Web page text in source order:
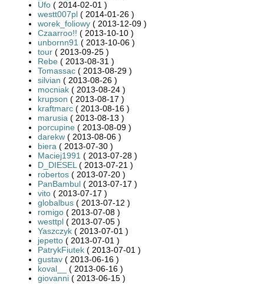
Ufo ( 2014-02-01 )
westt007pl ( 2014-01-26 )
worek_foliowy ( 2013-12-09 )
Czaarroo!! ( 2013-10-10 )
unbornn91 ( 2013-10-06 )
tour ( 2013-09-25 )
Rebe ( 2013-08-31 )
Tomassac ( 2013-08-29 )
silvian ( 2013-08-26 )
mocniak ( 2013-08-24 )
krupson ( 2013-08-17 )
kraftmarc ( 2013-08-16 )
marusia ( 2013-08-13 )
porcupine ( 2013-08-09 )
darekw ( 2013-08-06 )
biera ( 2013-07-30 )
Maciej1991 ( 2013-07-28 )
D_DIESEL ( 2013-07-21 )
robertos ( 2013-07-20 )
PanBambul ( 2013-07-17 )
vito ( 2013-07-17 )
globalbus ( 2013-07-12 )
romigo ( 2013-07-08 )
westtpl ( 2013-07-05 )
Yaszczyk ( 2013-07-01 )
jepetto ( 2013-07-01 )
PatrykFiutek ( 2013-07-01 )
gustav ( 2013-06-16 )
koval__
( 2013-06-16 )
giovanni ( 2013-06-15 )